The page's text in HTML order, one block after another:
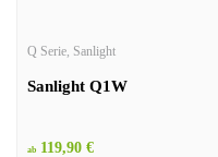
Q Serie, Sanlight
Sanlight Q1W
ab 119,90 €